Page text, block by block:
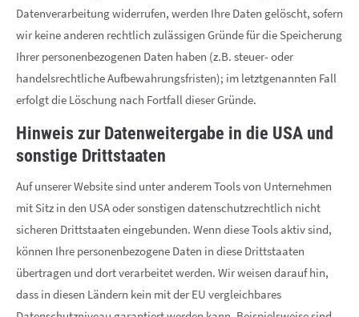
Datenverarbeitung widerrufen, werden Ihre Daten gelöscht, sofern
wir keine anderen rechtlich zulässigen Gründe für die Speicherung
Ihrer personenbezogenen Daten haben (z.B. steuer- oder
handelsrechtliche Aufbewahrungsfristen); im letztgenannten Fall
erfolgt die Löschung nach Fortfall dieser Gründe.
Hinweis zur Datenweitergabe in die USA und
sonstige Drittstaaten
Auf unserer Website sind unter anderem Tools von Unternehmen
mit Sitz in den USA oder sonstigen datenschutzrechtlich nicht
sicheren Drittstaaten eingebunden. Wenn diese Tools aktiv sind,
können Ihre personenbezogene Daten in diese Drittstaaten
übertragen und dort verarbeitet werden. Wir weisen darauf hin,
dass in diesen Ländern kein mit der EU vergleichbares